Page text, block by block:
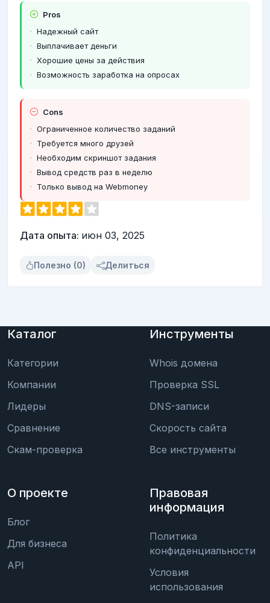
Pros
Надежный сайт
Выплачивает деньги
Хорошие цены за действия
Возможность заработка на опросах
Cons
Ограниченное количество заданий
Требуется много друзей
Необходим скриншот задания
Вывод средств раз в неделю
Только вывод на Webmoney
Дата опыта: июн 03, 2025
Полезно (0) Делиться
Каталог
Категории
Компании
Лидеры
Сравнение
Скам-проверка
Инструменты
Whois домена
Проверка SSL
DNS-записи
Скорость сайта
Все инструменты
О проекте
Блог
Для бизнеса
API
Правовая
информация
Политика
конфиденциальности
Условия
использования